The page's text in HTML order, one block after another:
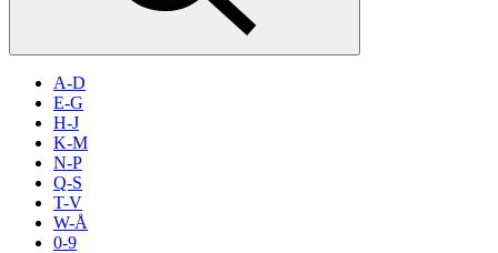
Inspirasjon
Søk
A-D
E-G
H-J
K-M
N-P
Q-S
T-V
W-Å
0-9